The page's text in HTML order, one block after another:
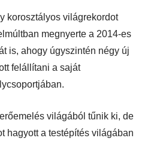
korosztályos világrekordot
megnyerte a 2014-es
is, ahogy úgyszintén négy új
felállítani a saját
világából tűnik ki, de
hagyott a testépítés világában